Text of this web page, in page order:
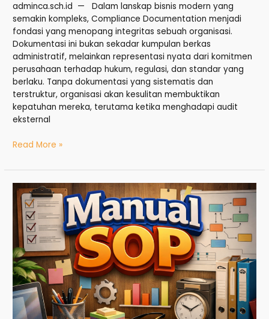
adminca.sch.id — Dalam lanskap bisnis modern yang
semakin kompleks, Compliance Documentation menjadi
fondasi yang menopang integritas sebuah organisasi.
Dokumentasi ini bukan sekadar kumpulan berkas
administratif, melainkan representasi nyata dari komitmen
perusahaan terhadap hukum, regulasi, dan standar yang
berlaku. Tanpa dokumentasi yang sistematis dan
terstruktur, organisasi akan kesulitan membuktikan
kepatuhan mereka, terutama ketika menghadapi audit
eksternal
Read More »
Manual
SOP:
Fondasi
Tata
Kelola
Administrasi
yang
Sistematis